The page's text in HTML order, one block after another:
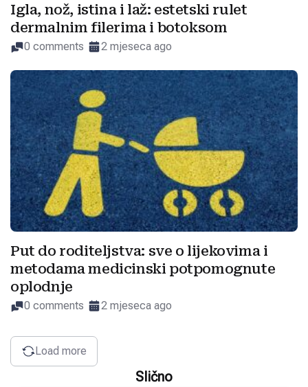
Igla, nož, istina i laž: estetski rulet
dermalnim filerima i botoksom
0 comments 2 mjeseca ago
Put do roditeljstva: sve o lijekovima i
metodama medicinski potpomognute
oplodnje
0 comments 2 mjeseca ago
Load more
Slično